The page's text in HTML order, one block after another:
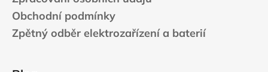
Obchodní podmínky
Zpětný odběr elektrozařízení a baterií